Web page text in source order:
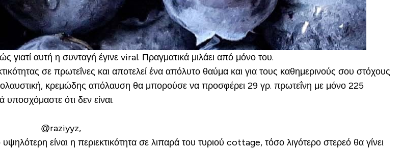
αυτή η συνταγή έγινε viral. Πραγματικά μιλάει από μόνο του.
σε πρωτεΐνες και αποτελεί ένα απόλυτο θαύμα και για τους καθημερινούς σου στόχους
κρεμώδης απόλαυση θα μπορούσε να προσφέρει 29 γρ. πρωτεΐνη με μόνο 225
υποσχόμαστε ότι δεν είναι.
@raziyyz,
είναι η περιεκτικότητα σε λιπαρά του τυριού cottage, τόσο λιγότερο στερεό θα γίνει